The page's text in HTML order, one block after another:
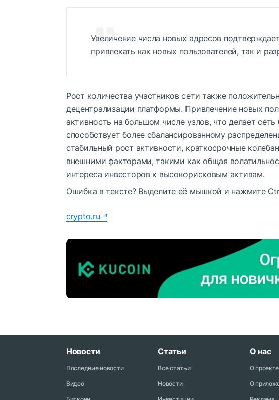
Увеличение числа новых адресов
привлекать как новых пользователей, так и
Рост количества участников сети также
децентрализации платформы. Привлечение новых
активность на большом числе узлов, что делает
способствует более сбалансированному
стабильный рост активности, краткосрочные
внешними факторами, такими как общая
интереса инвесторов к высокорисковым активам.
Ошибка в тексте? Выделите её мышкой и нажмите
crypto.ru
Новости
Последние новости
Видео
Статьи
Все статьи
Новости
О нас
О проекте
О